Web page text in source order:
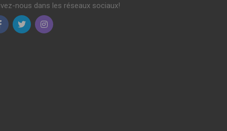
nous dans les réseaux sociaux!